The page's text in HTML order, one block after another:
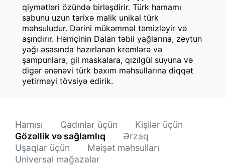
qiymətləri özündə birləşdirir. Türk hamamı
sabunu uzun tarixə malik unikal türk
məhsuludur. Dərini mükəmməl təmizləyir və
aşındırır. Həmçinin Dalan təbii yağlarına, zeytun
yağı əsasında hazırlanan kremlərə və
şampunlara, gil maskalara, qızılgül suyuna və
digər ənənəvi türk baxım məhsullarına diqqət
yetirməyi tövsiyə edirik.
Hamısı Qadınlar üçün
Kişilər üçün
Gözəllik və sağlamlıq
Ərzaq
Uşaqlar üçün
Məişət məhsulları
Universal mağazalar